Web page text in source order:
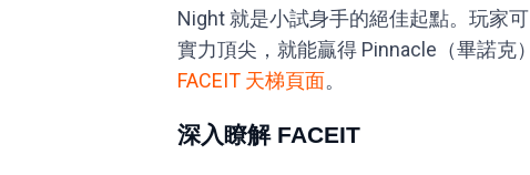
Night 就是小試身手的絕佳起點。玩家
實力頂尖，就能贏得 Pinnacle（畢諾克
FACEIT 天梯頁面。
深入瞭解 FACEIT